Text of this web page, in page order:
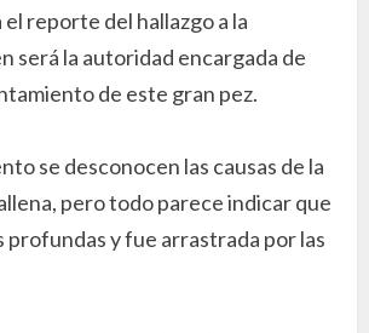
reporte del hallazgo a la
será la autoridad encargada de
de este gran pez.
se desconocen las causas de la
pero todo parece indicar que
profundas y fue arrastrada por las